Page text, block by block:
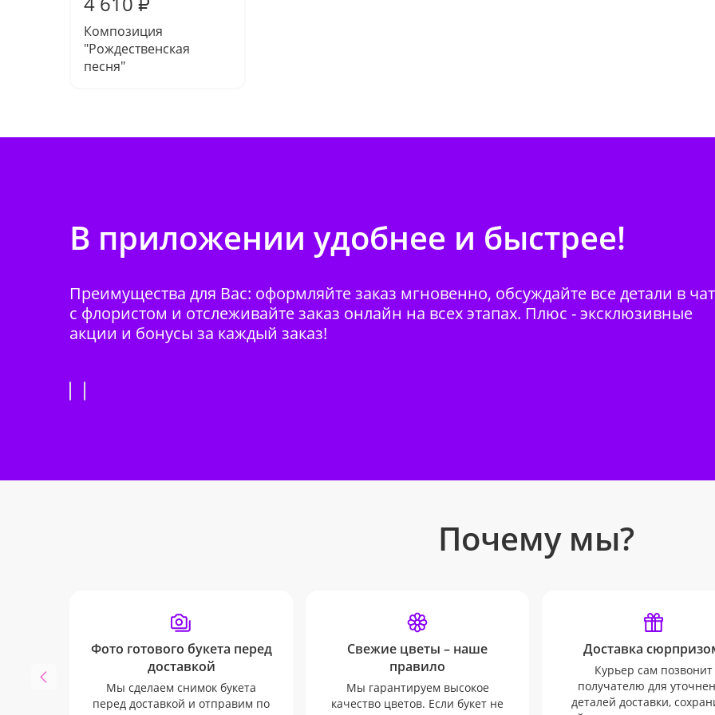
Композиция
"Рождественская
песня"
В приложении удобнее и быстрее!
Преимущества для Вас: оформляйте заказ мгновенно, обсуждайте все детали в
с флористом и отслеживайте заказ онлайн на всех этапах. Плюс - эксклюзивные
акции и бонусы за каждый заказ!
Почему мы?
Фото готового букета перед
доставкой
Мы сделаем снимок букета
перед доставкой и отправим по
Свежие цветы – наше
правило
Мы гарантируем высокое
качество цветов. Если букет не
Доставка
Курьер сам позвонит
получателю для
деталей доставки,